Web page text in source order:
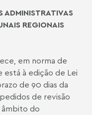
ADMINISTRATIVAS
REGIONAIS
em norma de
está à edição de Lei
de 90 dias da
de revisão
do